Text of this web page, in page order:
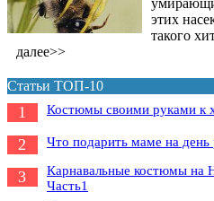
этих
такого
далее>>
Статьи ТОП-10
1 Костюмы своими руками к
2 Что подарить маме на
3
Карнавальные костюмы на
Часть1